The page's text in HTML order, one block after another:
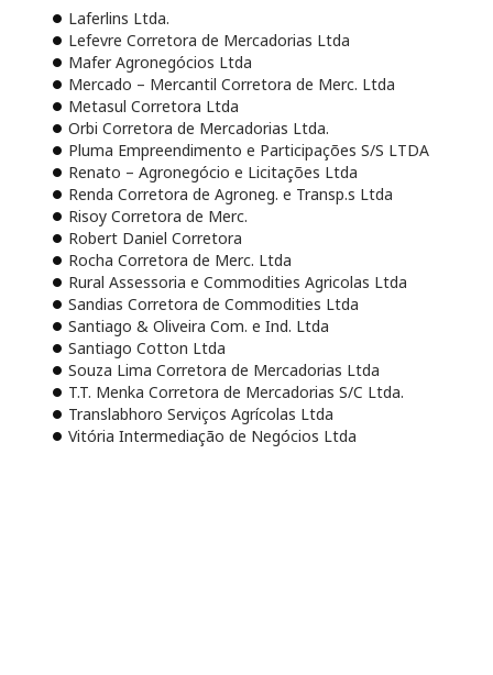
Laferlins Ltda.
Lefevre Corretora de Mercadorias Ltda
Mafer Agronegócios Ltda
Mercado – Mercantil Corretora de Merc. Ltda
Metasul Corretora Ltda
Orbi Corretora de Mercadorias Ltda.
Pluma Empreendimento e Participações S/S LTDA
Renato – Agronegócio e Licitações Ltda
Renda Corretora de Agroneg. e Transp.s Ltda
Risoy Corretora de Merc.
Robert Daniel Corretora
Rocha Corretora de Merc. Ltda
Rural Assessoria e Commodities Agricolas Ltda
Sandias Corretora de Commodities Ltda
Santiago & Oliveira Com. e Ind. Ltda
Santiago Cotton Ltda
Souza Lima Corretora de Mercadorias Ltda
T.T. Menka Corretora de Mercadorias S/C Ltda.
Translabhoro Serviços Agrícolas Ltda
Vitória Intermediação de Negócios Ltda